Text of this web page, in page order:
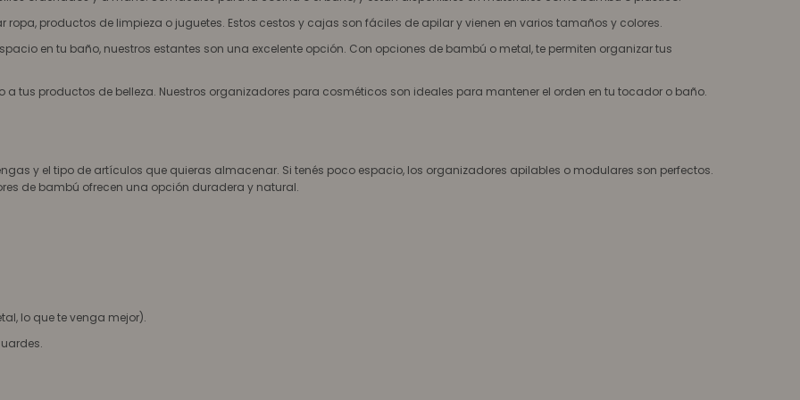
productos de limpieza o juguetes. Estos cestos y cajas son fáciles de apilar y vienen en varios tamaños y colores.
en tu baño, nuestros estantes son una excelente opción. Con opciones de bambú o metal, te permiten organizar tus
tus productos de belleza. Nuestros organizadores para cosméticos son ideales para mantener el orden en tu tocador o baño.
y el tipo de artículos que quieras almacenar. Si tenés poco espacio, los organizadores apilables o modulares son perfectos.
de bambú ofrecen una opción duradera y natural.
lo que te venga mejor).